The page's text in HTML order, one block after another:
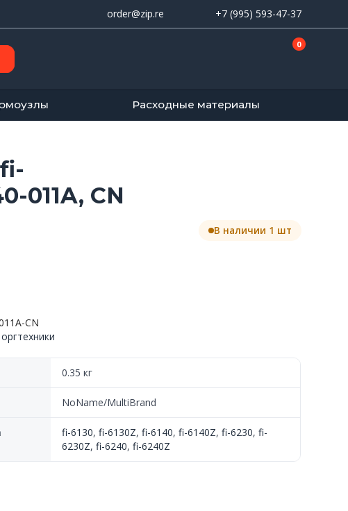
order@zip.re +7 (995) 593-47-37
0
Расходные материалы
011A, CN
В наличии 1 шт
6230,
CN
0.35 кг
NoName/MultiBrand
fi-6130,fi-6130Z,fi-6140,fi-6140Z,fi-6230,fi-
6230Z,fi-6240,fi-6240Z